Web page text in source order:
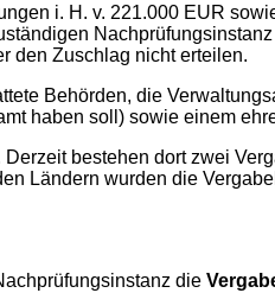
i. H. v. 221.000 EUR
den Zuschlag nicht erteilen.
Behörden, die
haben soll) sowie einem
Derzeit bestehen dort zwei
Ländern wurden die
die